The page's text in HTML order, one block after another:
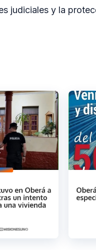
judiciales y la